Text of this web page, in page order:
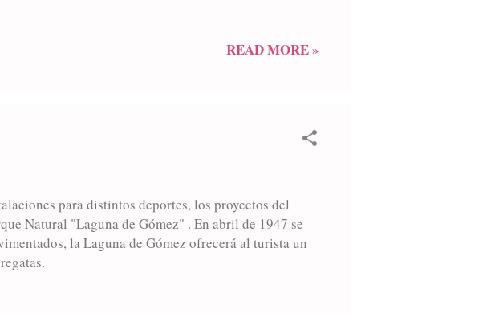
siempre constituyó una de sus grandesREAD MORE »
para distintos deportes, los proyectos del
Natural "Laguna de Gómez" . En abril de 1947 se
la Laguna de Gómez ofrecerá al turista un